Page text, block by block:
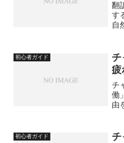
翻
す
自
コ
初心者ガイド
チ
疲
チ
働
由
初心者ガイド
チ